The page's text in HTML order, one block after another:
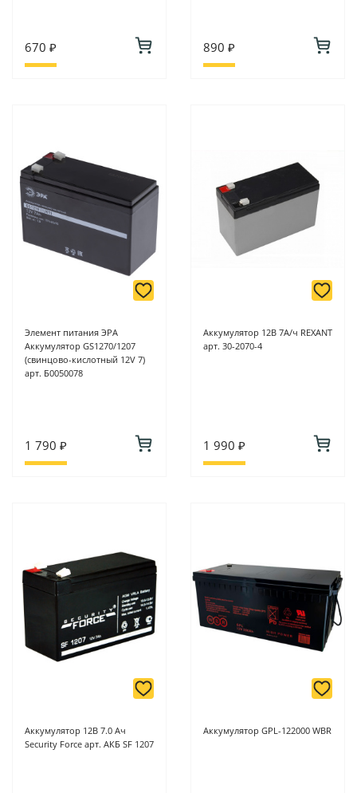
670 ₽ 890 ₽
Элемент питания ЭРА
Аккумулятор GS1270/1207
(свинцово-кислотный 12V 7)
арт. Б0050078
1 790 ₽
Аккумулятор 12В 7А/ч REXANT
арт. 30-2070-4
1 990 ₽
Аккумулятор 12В 7.0 Ач
Security Force арт. АКБ SF 1207
Аккумулятор GPL-122000 WBR